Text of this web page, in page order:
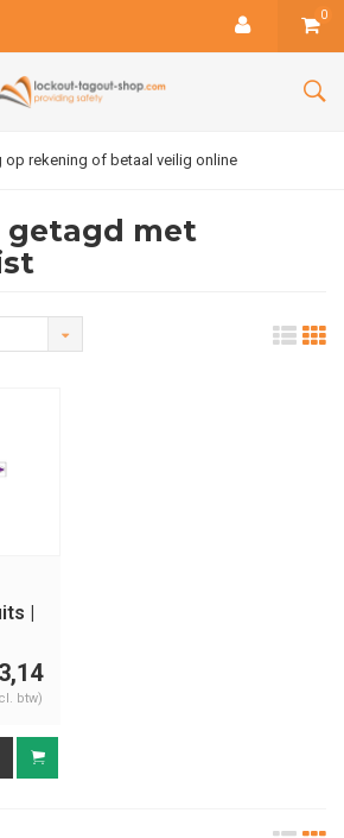
0
op rekening of betaal veilig online
getagd met
|
btw)